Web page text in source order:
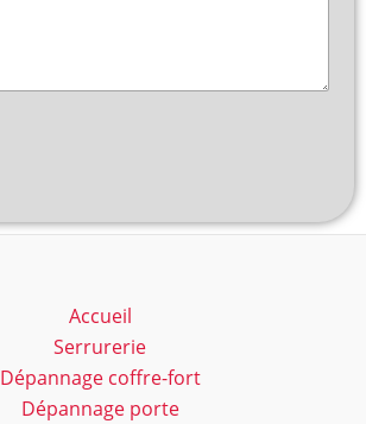
Accueil
Serrurerie
Dépannage coffre-fort
Dépannage porte